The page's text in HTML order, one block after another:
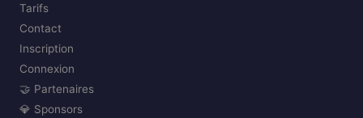
Tarifs
Contact
Inscription
Connexion
🤝 Partenaires
💎 Sponsors